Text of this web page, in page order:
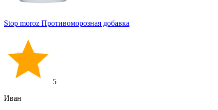
Stop moroz Противоморозная добавка
5
Иван